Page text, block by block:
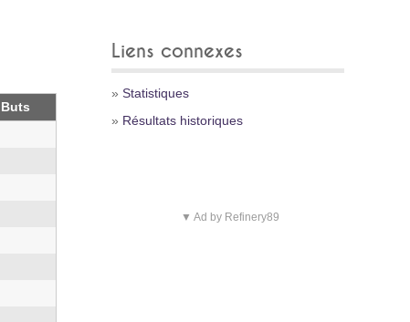
Buts
Liens connexes
» Statistiques
» Résultats historiques
▼ Ad by Refinery89